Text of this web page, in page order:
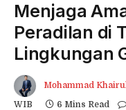
Menjaga
Peradilan di
Lingkungan
Mohammad
WIB
6 Mins Read